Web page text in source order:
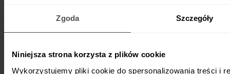
Zgoda Szczegóły
Niniejsza strona korzysta z plików cookie
Wykorzystujemy pliki cookie do spersonalizowania treści i